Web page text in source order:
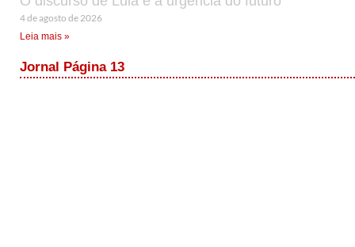
4 de agosto de 2026
Leia mais »
Jornal Página 13